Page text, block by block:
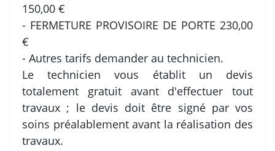
150,00 €
- FERMETURE PROVISOIRE DE PORTE 230,00
€
- Autres tarifs demander au technicien.
Le technicien vous établit un devis
totalement gratuit avant d'effectuer tout
travaux ; le devis doit être signé par vos
soins préalablement avant la réalisation des
travaux.